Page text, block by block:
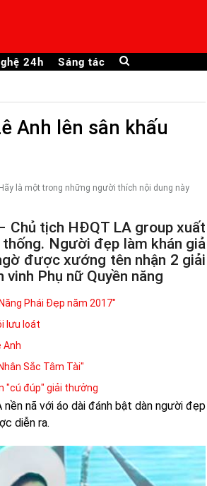
24h Sáng tác
Anh lên sân khấu
Hãy là một trong những người thích nội dung này
Chủ tịch HĐQT LA group xuất
Người đẹp làm khán giả
được xướng tên nhận 2 giải
Phụ nữ Quyền năng
Phái Đẹp năm 2017"
lưu loát
Anh
Sắc Tâm Tài"
"cú đúp" giải thưởng
nền nã với áo dài đánh bật dàn người đẹp
diễn ra.